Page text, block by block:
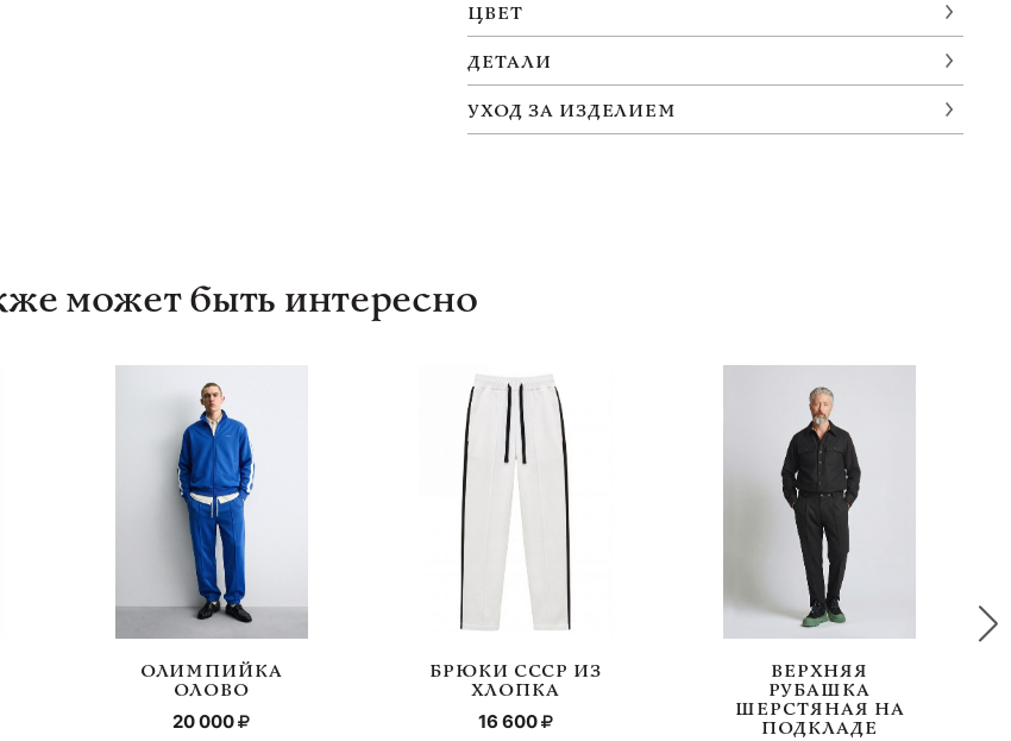
ЦВЕТ
ДЕТАЛИ
УХОД ЗА ИЗДЕЛИЕМ
может быть интересно
ОЛИМПИЙКА
ОЛОВО
20 000
БРЮКИ СССР ИЗ
ХЛОПКА
16 600
ВЕРХНЯЯ
РУБАШКА
ШЕРСТЯНАЯ НА
ПОДКЛАДЕ